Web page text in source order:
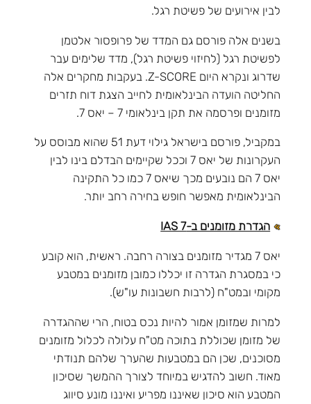
לבין אירועים של פשיטת רגל.
בשנים אלה פורסם גם המדד של פרופסור אלטמן
לפשיטת רגל (לחיזוי פשיטת רגל), מדד שלימים עבר
שדרוג ונקרא היום Z-SCORE. בעקבות מחקרים אלה
החליטה הועדה הבינלאומית לחייב הצגת דוח תזרים
מזומנים ופרסמה את תקן בינלאומי 7 – יאס 7.
במקביל, פורסם בישראל גילוי דעת 51 שהוא מבוסס על
העקרונות של יאס 7 וככל שקיימים הבדלם בינו לבין
יאס 7 הם נובעים מכך שיאס 7 כמו כל התקינה
הבינלאומית מאפשר חופש בחירה רחב יותר.
הגדרת מזומנים ב-IAS 7
יאס 7 מגדיר מזומנים בצורה רחבה. ראשית, הוא קובע
כי במסגרת הגדרה זו יכללו כמובן מזומנים במטבע
מקומי ובמט"ח (לרבות חשבונות עו"ש).
למרות שמזומן אמור להיות נכס בטוח, הרי שההגדרה
של מזומן שכוללת בתוכה מט"ח עלולה לכלול מזומנים
מסוכנים, שכן הם במטבעות שהערך שלהם תנודתי
מאוד. חשוב להדגיש במיוחד לצורך ההמשך שסיכון
המטבע הוא סיכון שאיננו מפריע ואיננו מונע סיווג